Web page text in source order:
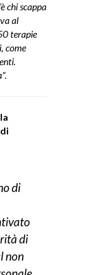
chi scappa
al
terapie
come
di
di
non